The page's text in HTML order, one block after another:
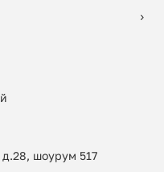
шоурум 517